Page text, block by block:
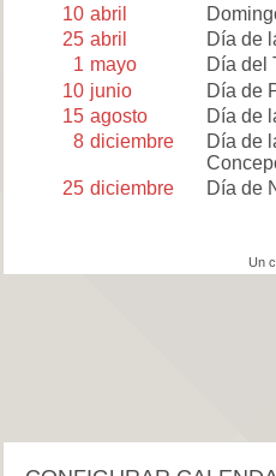
10 abril
25 abril
Día de
1 mayo
Día del
10 junio
Día de
15 agosto
Día de
8 diciembre
Día de
25 diciembre Día de
Un